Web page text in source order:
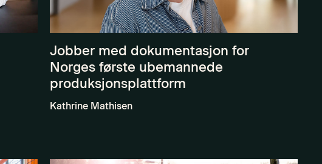
Jobber med dokumentasjon for
Norges første ubemannede
produksjonsplattform
Kathrine Mathisen